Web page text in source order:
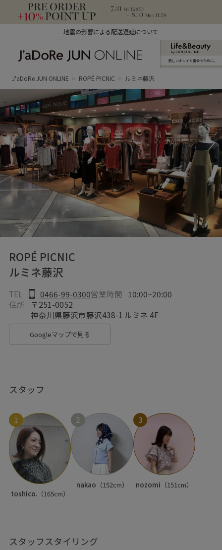
地震の影響による配送遅延について
ン オンライン）
新しいキレイと出合うために。
J'aDoRe JUN ONLINE ROPÉ PICNIC ルミネ藤沢
ROPÉ PICNIC
ルミネ藤沢
TEL 0466-99-0300営業時間
10:00~20:00
住所
〒251-0052
神奈川県藤沢市藤沢438-1 ルミネ 4F
Googleマップで見る
スタッフ
1
toshico.（165cm）
2
nakao （152cm）
3
nozomi （151cm）
スタッフスタイリング